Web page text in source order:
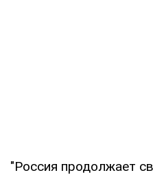
"Россия продолжает